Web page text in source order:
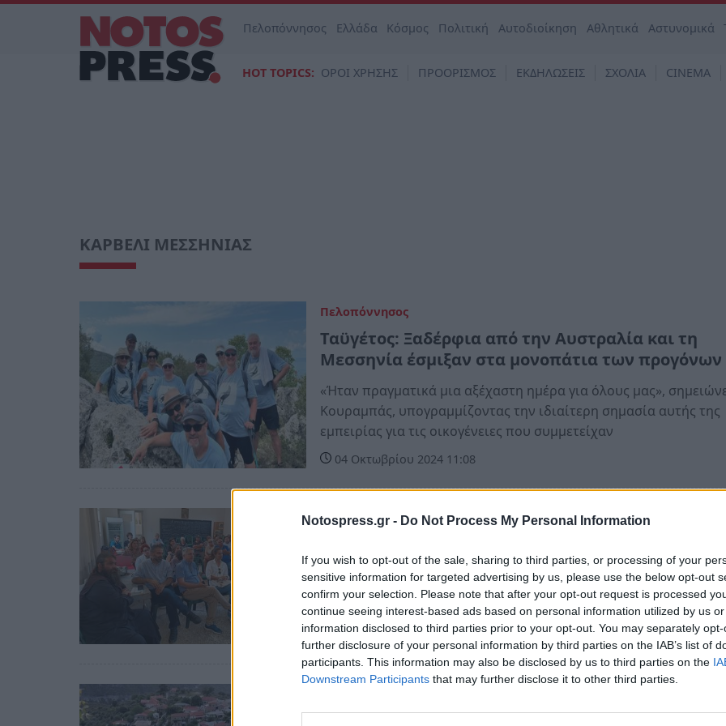
Notospress.gr - Do Not Process My Personal Information
If you wish to opt-out of the sale, sharing to third parties, or processing of your
sensitive information for targeted advertising by us, please use the below opt-out
confirm your selection. Please note that after your opt-out request is processed
continue seeing interest-based ads based on personal information utilized by us
information disclosed to third parties prior to your opt-out. You may separately
further disclosure of your personal information by third parties on the IAB’s list of
participants. This information may also be disclosed by us to third parties on the
Downstream Participants that may further disclose it to other third parties.
Πελοπόννησος Ελλάδα Κόσμος Πολιτική Αυτοδιοίκηση Αθλητικά Αστυνομικά
HOT TOPICS: ΟΡΟΙ ΧΡΗΣΗΣ ΠΡΟΟΡΙΣΜΟΣ ΕΚΔΗΛΩΣΕΙΣ ΣΧΟΛΙΑ CINEMA
ΚΑΡΒΕΛΙ ΜΕΣΣΗΝΙΑΣ
Πελοπόννησος
Ταϋγέτος: Ξαδέρφια από την Αυστραλία και τη
Μεσσηνία έσμιξαν στα μονοπάτια των προγόνων
«Ήταν πραγματικά μια αξέχαστη ημέρα για όλους μας»,
Κουραμπάς, υπογραμμίζοντας την ιδιαίτερη σημασία αυτής της
εμπειρίας για τις οικογένειες που συμμετείχαν
04 Οκτωβρίου 2024 11:08
Πελοπόννησος
υδροηλεκτρικού στο Καρβέλι
21 Μαϊος 2024 05:43
Προβληματισμός για τη σχεδιαζόμενη δημιουργία